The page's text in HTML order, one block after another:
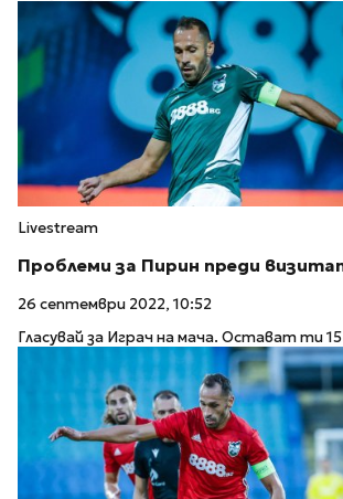
Livestream
Проблеми за Пирин преди
26 септември 2022, 10:52
Гласувай за Играч на мача. Остават ти